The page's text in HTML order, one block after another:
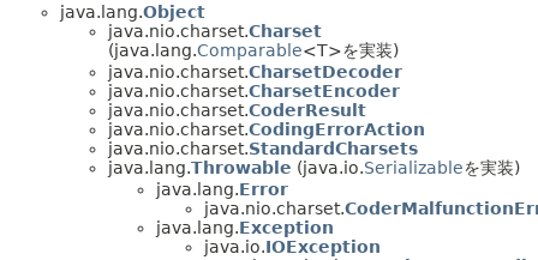
プレビューjava.lang.Object
java.nio.charset.Charset
(java.lang.Comparable<T>を実装)
java.nio.charset.CharsetDecoder
java.nio.charset.CharsetEncoder
java.nio.charset.CoderResult
java.nio.charset.CodingErrorAction
java.nio.charset.StandardCharsets
java.lang.Throwable (java.io.Serializableを実装)
java.lang.Error
java.nio.charset.
java.lang.Exception
java.io.IOException